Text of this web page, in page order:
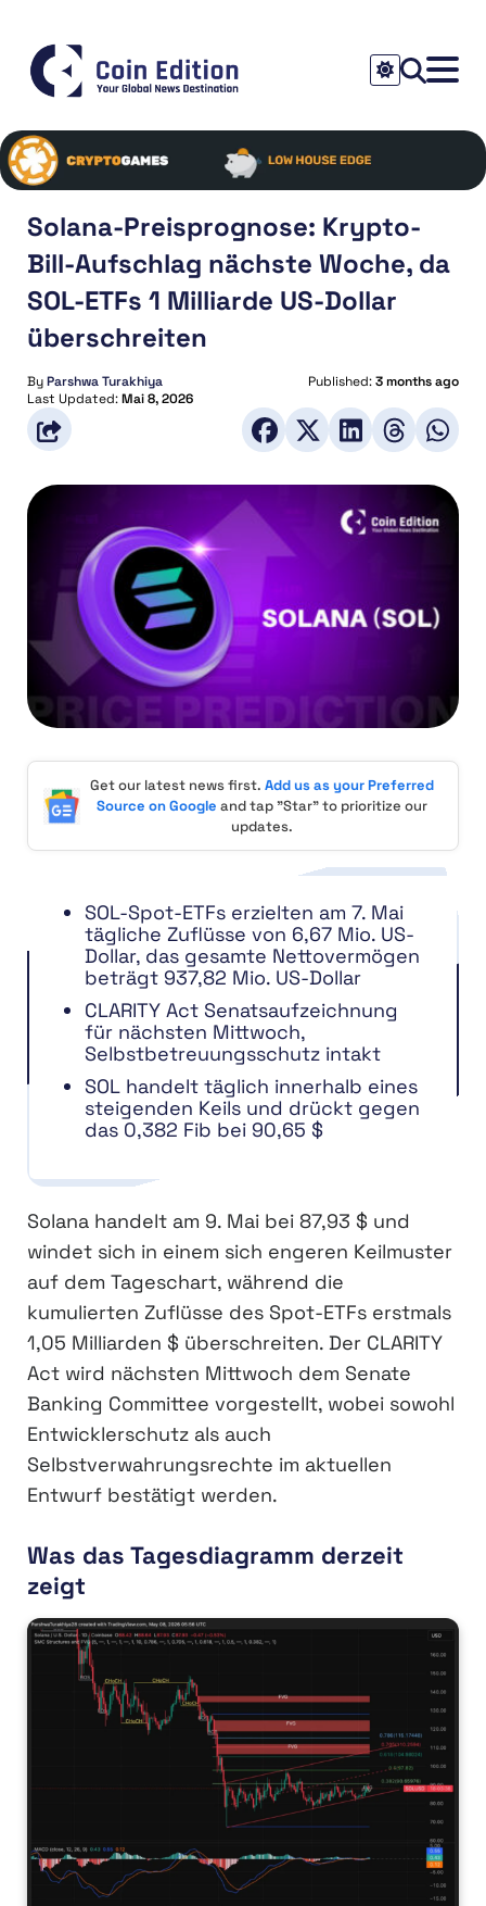
Solana-Preisprognose: Krypto-
Bill-Aufschlag nächste Woche, da
SOL-ETFs 1 Milliarde US-Dollar
überschreiten
ByParshwa Turakhiya Published:3 months ago
Last Updated:Mai 8, 2026
Get our latest news first. Add us as your Preferred
Source on Google and tap "Star" to prioritize our
updates.
SOL-Spot-ETFs erzielten am 7. Mai
tägliche Zuflüsse von 6,67 Mio. US-
Dollar, das gesamte Nettovermögen
beträgt 937,82 Mio. US-Dollar
CLARITY Act Senatsaufzeichnung
für nächsten Mittwoch,
Selbstbetreuungsschutz intakt
SOL handelt täglich innerhalb eines
steigenden Keils und drückt gegen
das 0,382 Fib bei 90,65 $
Solana handelt am 9. Mai bei 87,93 $ und
windet sich in einem sich engeren Keilmuster
auf dem Tageschart, während die
kumulierten Zuflüsse des Spot-ETFs erstmals
1,05 Milliarden $ überschreiten. Der CLARITY
Act wird nächsten Mittwoch dem Senate
Banking Committee vorgestellt, wobei sowohl
Entwicklerschutz als auch
Selbstverwahrungsrechte im aktuellen
Entwurf bestätigt werden.
Was das Tagesdiagramm derzeit
zeigt